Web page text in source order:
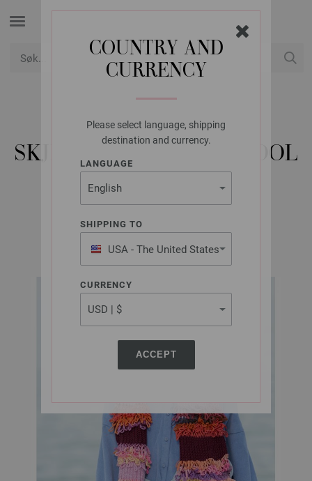
COUNTRY AND
CURRENCY
Please select language, shipping
destination and currency.
LANGUAGE
SHIPPING TO
USA - The United States
of America
CURRENCY
ACCEPT
LANA GROSSA
SKJERF FARFALLA & COOL
MERINO
Tücher & Co. No. 10 | Modell 5